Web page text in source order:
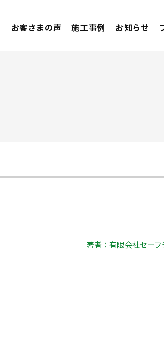
お客さまの声 施工事例 お知らせ
著者：有限会社セーフ